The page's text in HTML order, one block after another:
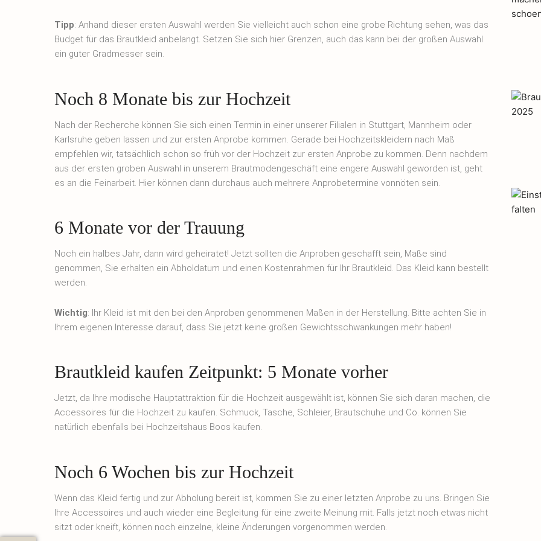
Tipp: Anhand dieser ersten Auswahl werden Sie vielleicht auch schon eine grobe Richtung sehen, was das
Budget für das Brautkleid anbelangt. Setzen Sie sich hier Grenzen, auch das kann bei der großen Auswahl
ein guter Gradmesser sein.
Noch 8 Monate bis zur Hochzeit
Nach der Recherche können Sie sich einen Termin in einer unserer Filialen in Stuttgart, Mannheim oder
Karlsruhe geben lassen und zur ersten Anprobe kommen. Gerade bei Hochzeitskleidern nach Maß
empfehlen wir, tatsächlich schon so früh vor der Hochzeit zur ersten Anprobe zu kommen. Denn nachdem
aus der ersten groben Auswahl in unserem Brautmodengeschäft eine engere Auswahl geworden ist, geht
es an die Feinarbeit. Hier können dann durchaus auch mehrere Anprobetermine vonnöten sein.
6 Monate vor der Trauung
Noch ein halbes Jahr, dann wird geheiratet! Jetzt sollten die Anproben geschafft sein, Maße sind
genommen, Sie erhalten ein Abholdatum und einen Kostenrahmen für Ihr Brautkleid. Das Kleid kann bestellt
werden.
Wichtig: Ihr Kleid ist mit den bei den Anproben genommenen Maßen in der Herstellung. Bitte achten Sie in
Ihrem eigenen Interesse darauf, dass Sie jetzt keine großen Gewichtsschwankungen mehr haben!
Brautkleid kaufen Zeitpunkt: 5 Monate vorher
Jetzt, da Ihre modische Hauptattraktion für die Hochzeit ausgewählt ist, können Sie sich daran machen, die
Accessoires für die Hochzeit zu kaufen. Schmuck, Tasche, Schleier, Brautschuhe und Co. können Sie
natürlich ebenfalls bei Hochzeitshaus Boos kaufen.
Noch 6 Wochen bis zur Hochzeit
Wenn das Kleid fertig und zur Abholung bereit ist, kommen Sie zu einer letzten Anprobe zu uns. Bringen Sie
Ihre Accessoires und auch wieder eine Begleitung für eine zweite Meinung mit. Falls jetzt noch etwas nicht
sitzt oder kneift, können noch einzelne, kleine Änderungen vorgenommen werden.